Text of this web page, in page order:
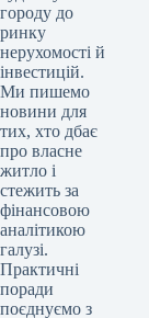
городу до
ринку
нерухомості й
інвестицій.
Ми пишемо
новини для
тих, хто дбає
про власне
житло і
стежить за
фінансовою
аналітикою
галузі.
Практичні
поради
поєднуємо з